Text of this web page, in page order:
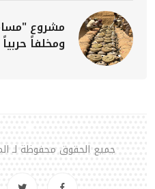
ومخلفاً
جميع الحقوق محفوظة لـ